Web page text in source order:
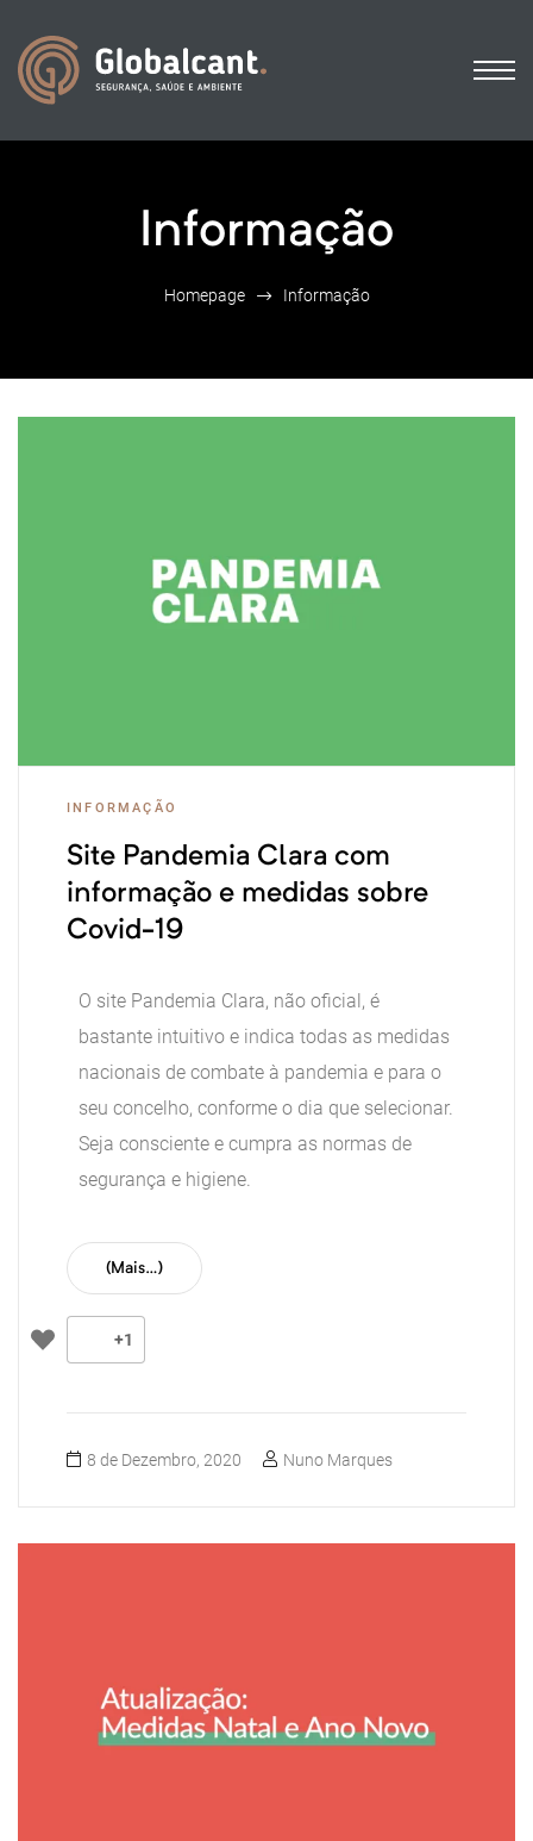
Informação
Homepage Informação
INFORMAÇÃO
Site Pandemia Clara com
informação e medidas sobre
Covid-19
O site Pandemia Clara, não oficial, é
bastante intuitivo e indica todas as medidas
nacionais de combate à pandemia e para o
seu concelho, conforme o dia que selecionar.
Seja consciente e cumpra as normas de
segurança e higiene.
(mais…)
+1
8 de Dezembro, 2020 Nuno Marques